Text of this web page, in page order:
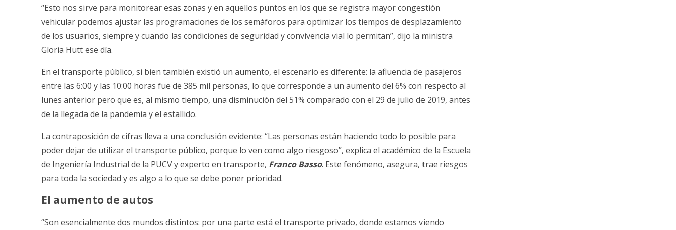
“Esto nos sirve para monitorear esas zonas y en aquellos puntos en los que se registra mayor congestión
vehicular podemos ajustar las programaciones de los semáforos para optimizar los tiempos de desplazamiento
de los usuarios, siempre y cuando las condiciones de seguridad y convivencia vial lo permitan”, dijo la ministra
Gloria Hutt ese día.
En el transporte público, si bien también existió un aumento, el escenario es diferente: la afluencia de pasajeros
entre las 6:00 y las 10:00 horas fue de 385 mil personas, lo que corresponde a un aumento del 6% con respecto al
lunes anterior pero que es, al mismo tiempo, una disminución del 51% comparado con el 29 de julio de 2019, antes
de la llegada de la pandemia y el estallido.
La contraposición de cifras lleva a una conclusión evidente: “Las personas están haciendo todo lo posible para
poder dejar de utilizar el transporte público, porque lo ven como algo riesgoso”, explica el académico de la Escuela
de Ingeniería Industrial de la PUCV y experto en transporte, Franco Basso. Este fenómeno, asegura, trae riesgos
para toda la sociedad y es algo a lo que se debe poner prioridad.
El aumento de autos
“Son esencialmente dos mundos distintos: por una parte está el transporte privado, donde estamos viendo